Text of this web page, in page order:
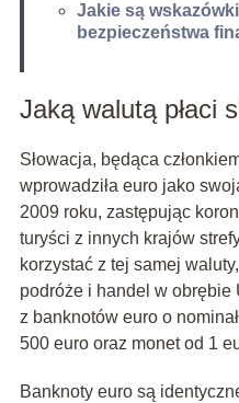
Jakie są
bezpieczeństwa
Jaką walutą płaci
Słowacja, będąca
wprowadziła euro jako
2009 roku, zastępując
turyści z innych krajów
korzystać z tej samej
podróże i handel w obrębie
z banknotów euro o
500 euro oraz monet od 1
Banknoty euro są